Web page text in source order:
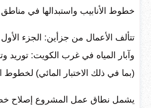
خطوط الأنابيب واستبدالها في
تتألف الأعمال من جزأين: الجزء
وآبار المياه في غرب الكويت: توريد
(بما في ذلك الاختبار المائي) لخطوط
يشمل نطاق عمل المشروع إصلاح